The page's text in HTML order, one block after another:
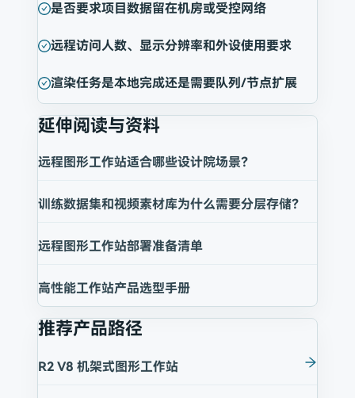
是否要求项目数据留在机房或受控网络
远程访问人数、显示分辨率和外设使用要求
渲染任务是本地完成还是需要队列/节点扩展
延伸阅读与资料
远程图形工作站适合哪些设计院场景？
训练数据集和视频素材库为什么需要分层存储？
远程图形工作站部署准备清单
高性能工作站产品选型手册
推荐产品路径
R2 V8 机架式图形工作站